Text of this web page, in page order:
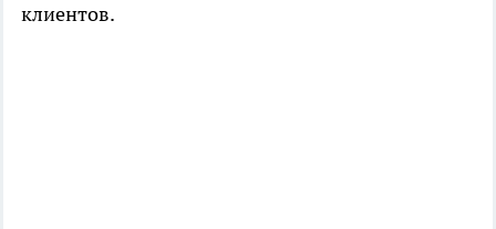
клиентов.